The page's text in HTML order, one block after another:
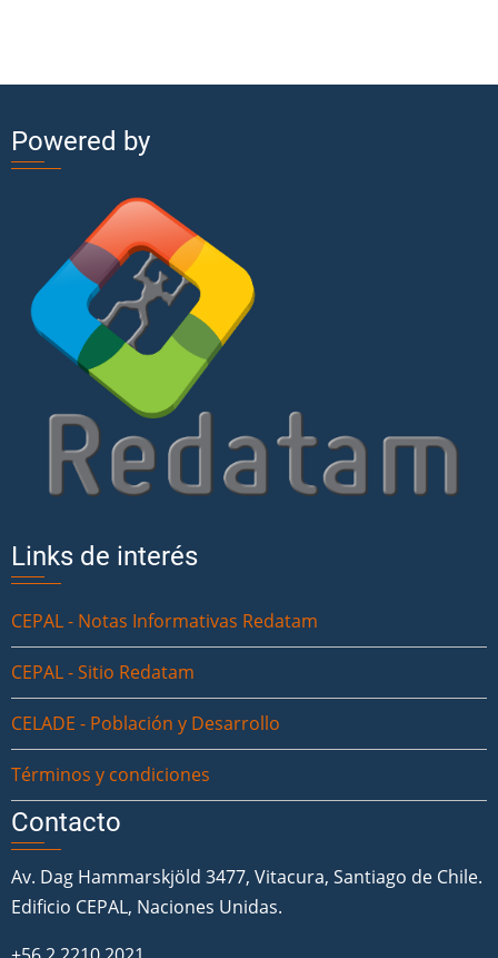
Powered by
Links de interés
CEPAL - Notas Informativas Redatam
CEPAL - Sitio Redatam
CELADE - Población y Desarrollo
Términos y condiciones
Contacto
Av. Dag Hammarskjöld 3477, Vitacura, Santiago de Chile.
Edificio CEPAL, Naciones Unidas.